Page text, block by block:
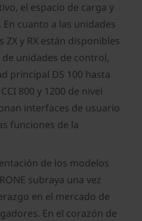
el espacio de carga y
cuanto a las unidades
y RX están disponibles
unidades de control,
principal DS 100 hasta
800 y 1200 de nivel
interfaces de usuario
funciones de la
de los modelos
subraya una vez
en el mercado de
En el corazón de